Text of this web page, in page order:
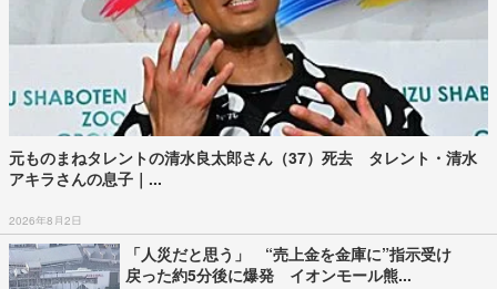
元ものまねタレントの清水良太郎さん（37）死去 タレント・清水
アキラさんの息子｜...
2026年8月2日
「人災だと思う」 “売上金を金庫に”指示受け
戻った約5分後に爆発 イオンモール熊...